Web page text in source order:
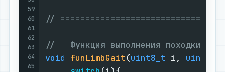
59
60
61
62
63
64
65
//
//   Функция выполнения
void funLimbGait(uint8_t i, uint8_t